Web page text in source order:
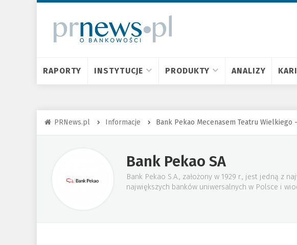
RAPORTY INSTYTUCJE PRODUKTY ANALIZY
PRNews.pl Informacje Bank Pekao Mecenasem Teatru
Bank Pekao SA
Bank Pekao S.A., założony w 1929 r., jest jedną z
największych banków uniwersalnych w Polsce i